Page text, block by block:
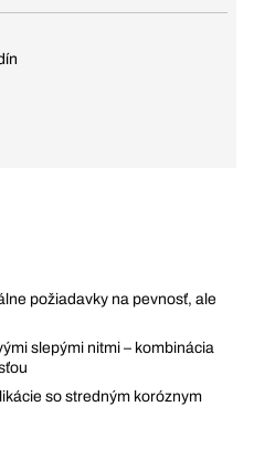
požiadavky na pevnosť, ale
slepými nitmi – kombinácia
so stredným koróznym